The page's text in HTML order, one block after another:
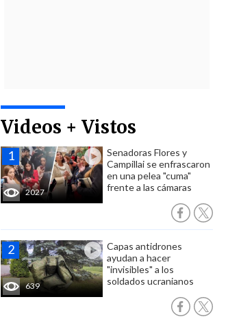
Videos + Vistos
2027
Senadoras Flores y
Campillai se enfrascaron
en una pelea "cuma"
frente a las cámaras
639
Capas antidrones
ayudan a hacer
"invisibles" a los
soldados ucranianos